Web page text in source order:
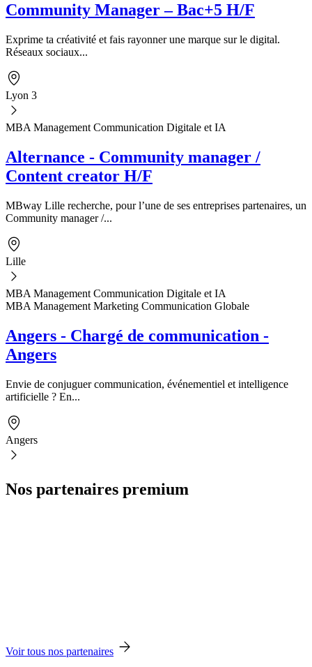
Community Manager – Bac+5 H/F
Exprime ta créativité et fais rayonner une marque sur le digital.
Réseaux sociaux...
Lyon 3
MBA Management Communication Digitale et IA
Alternance - Community manager /
Content creator H/F
MBway Lille recherche, pour l’une de ses entreprises partenaires, un
Community manager /...
Lille
MBA Management Communication Digitale et IA
MBA Management Marketing Communication Globale
Angers - Chargé de communication -
Angers
Envie de conjuguer communication, événementiel et intelligence
artificielle ? En...
Angers
Nos partenaires premium
Voir tous nos partenaires